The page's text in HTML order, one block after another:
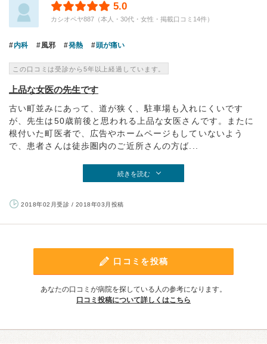
5.0
カシオペヤ887（本人・30代・女性・掲載口コミ14件）
内科 風邪 発熱 頭が痛い
この口コミは受診から5年以上経過しています。
上品な女医の先生です
古い町並みにあって、道が狭く、駐車場も入れにくいです
が、先生は50歳前後と思われる上品な女医さんです。またに
根付いた町医者で、広告やホームページもしていないよう
で、患者さんは徒歩圏内のご近所さんの方ば...
続きを読む
2018年02月受診 / 2018年03月投稿
口コミを投稿
あなたの口コミが病院を探している人の参考になります。
口コミ投稿について詳しくはこちら